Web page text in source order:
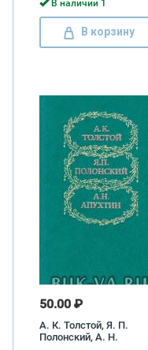
Алексей Апухтин
В наличии 1
В корзину
50.00 ₽
А. К. Толстой, Я. П.
Полонский, А. Н.